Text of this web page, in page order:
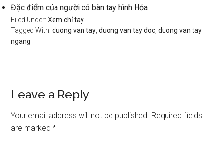
Đặc điểm của người có bàn tay hình Hỏa
Filed Under:Xem chỉ tay
Tagged With:duong van tay ,duong van tay doc ,duong van tay
ngang
Reader
Interactions
Leave a Reply
Your email address will not be published. Required fields
are marked*